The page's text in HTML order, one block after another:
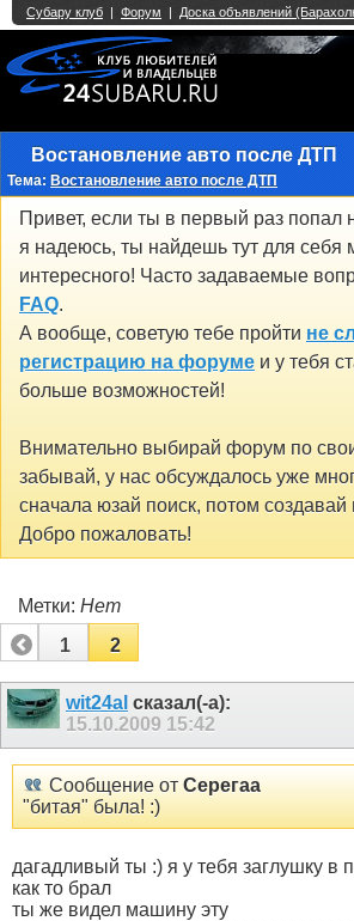
Востановление авто после ДТП
Тема: Востановление авто после ДТП
Привет, если ты в первый раз попал
я надеюсь, ты найдешь тут для себя
интересного! Часто задаваемые
FAQ.
А вообще, советую тебе пройти не
регистрацию на форуме и у тебя
больше возможностей!
Внимательно выбирай форум по
забывай, у нас обсуждалось уже
сначала юзай поиск, потом создавай
Добро пожаловать!
Метки: Нет
1
2
wit24al сказал(-а):
15.10.2009 15:42
Сообщение от Серегаа
"битая" была! :)
дагадливый ты :) я у тебя заглушку в
как то брал
ты же видел машину эту
Single Sign On provided by
2 3 4 5 6 7 8 9 10 11 12 13 14 15 16 17 18
27 28 29 30 31 32 33